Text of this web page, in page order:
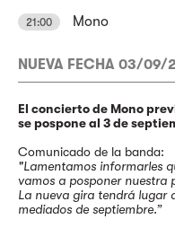
21:00 Mono
NUEVA FECHA 03/09/
El concierto de Mono
se pospone al 3 de
Comunicado de la banda:
"Lamentamos informarles
vamos a posponer nuestra
La nueva gira tendrá lugar
mediados de septiembre.”